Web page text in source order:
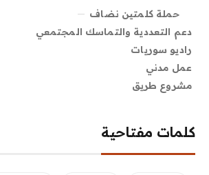
حملة كلمتين نضاف
دعم التعددية والتماسك المجتمعي
راديو سوريات
عمل مدني
مشروع طريق
كلمات مفتاحية